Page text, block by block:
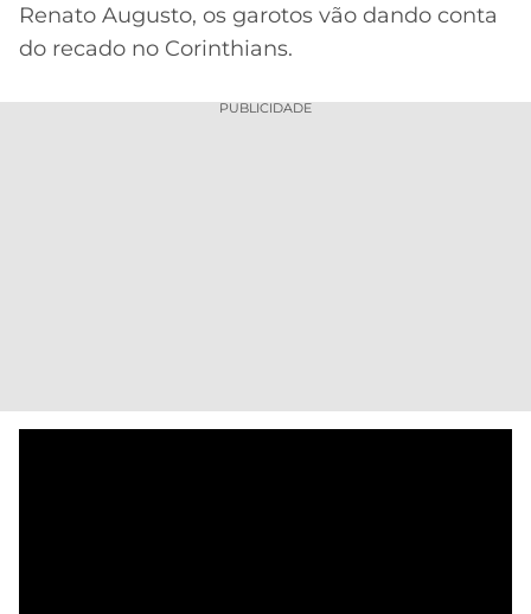
CRUZEIRO
Renato Augusto, os garotos vão dando conta
do recado no Corinthians.
PUBLICIDADE